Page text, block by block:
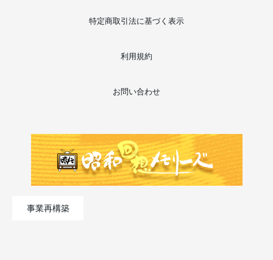
特定商取引法に基づく表示
利用規約
お問い合わせ
事業再構築